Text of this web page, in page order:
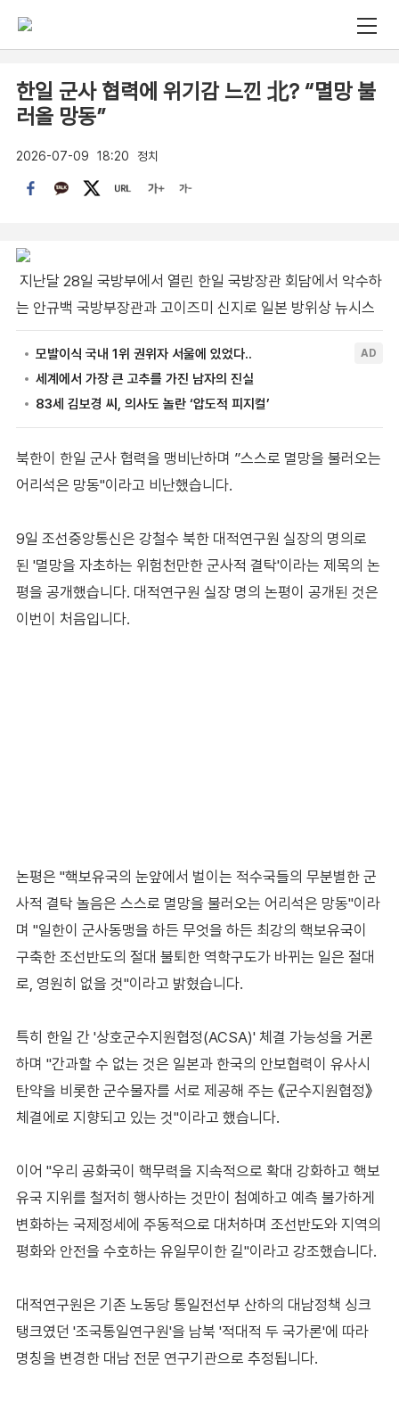
한일 군사 협력에 위기감 느낀 北? “멸망 불
러올 망동”
2026-07-09 18:20 정치
지난달 28일 국방부에서 열린 한일 국방장관 회담에서 악수하
는 안규백 국방부장관과 고이즈미 신지로 일본 방위상 뉴시스
북한이 한일 군사 협력을 맹비난하며 ”스스로 멸망을 불러오는
어리석은 망동"이라고 비난했습니다.
9일 조선중앙통신은 강철수 북한 대적연구원 실장의 명의로
된 '멸망을 자초하는 위험천만한 군사적 결탁'이라는 제목의 논
평을 공개했습니다. 대적연구원 실장 명의 논평이 공개된 것은
이번이 처음입니다.
논평은 "핵보유국의 눈앞에서 벌이는 적수국들의 무분별한 군
사적 결탁 놀음은 스스로 멸망을 불러오는 어리석은 망동"이라
며 "일한이 군사동맹을 하든 무엇을 하든 최강의 핵보유국이
구축한 조선반도의 절대 불퇴한 역학구도가 바뀌는 일은 절대
로, 영원히 없을 것"이라고 밝혔습니다.
특히 한일 간 '상호군수지원협정(ACSA)' 체결 가능성을 거론
하며 "간과할 수 없는 것은 일본과 한국의 안보협력이 유사시
탄약을 비롯한 군수물자를 서로 제공해 주는 《군수지원협정》
체결에로 지향되고 있는 것"이라고 했습니다.
이어 "우리 공화국이 핵무력을 지속적으로 확대 강화하고 핵보
유국 지위를 철저히 행사하는 것만이 첨예하고 예측 불가하게
변화하는 국제정세에 주동적으로 대처하며 조선반도와 지역의
평화와 안전을 수호하는 유일무이한 길"이라고 강조했습니다.
대적연구원은 기존 노동당 통일전선부 산하의 대남정책 싱크
탱크였던 '조국통일연구원'을 남북 '적대적 두 국가론'에 따라
명칭을 변경한 대남 전문 연구기관으로 추정됩니다.